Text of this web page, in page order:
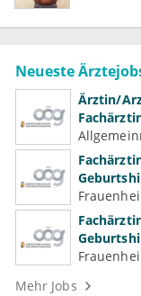
Neueste
Ärztin/
Mehr Jobs